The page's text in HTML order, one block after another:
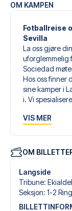
OM KAMPEN
Fotballreise
Sevilla
La oss gjøre
uforglemmelig
Sociedad
Hos oss finner
sine kamper i
i. Vi
behov.
setter sammen
preferanser.
nøye utvalgte
fleksible fly
Når du velger
VIS MER
OM
Langside
Tribune:
Seksjon: 1-2 Ring